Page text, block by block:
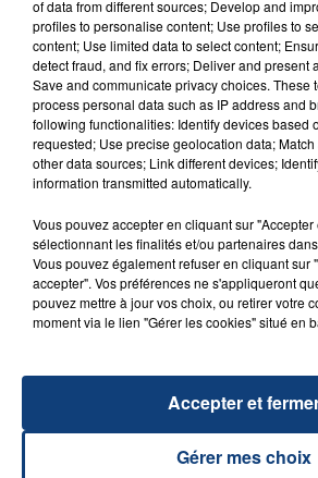
INCENDIE MORTEL À LENS :
SON BÉBÉ ENTRE LA VIE ET
Un homme s'est immolé par le
aspergé sa compagne et leur
d'un liquide inflammable.
20 juillet 2026
UNE ADOLESCENTE DEVANT
OPÉRER DE LA CHEVILLE
reconnu sa responsabilité et
TITRES DIFFUSÉS
of data from different sources; Develop and
profiles to personalise content; Use profiles to
content; Use limited data to select content;
detect fraud, and fix errors; Deliver and present
Save and communicate privacy choices. These
process personal data such as IP address and
following functionalities: Identify devices based
requested; Use precise geolocation data;
other data sources; Link different devices;
information transmitted automatically.
Vous pouvez accepter en cliquant sur "Accepter
sélectionnant les finalités et/ou partenaires
Vous pouvez également refuser en cliquant sur
accepter". Vos préférences ne s'appliqueront
pouvez mettre à jour vos choix, ou retirer votre
moment via le lien "Gérer les cookies" situé en
Gérer mes choix
Accepter et